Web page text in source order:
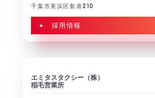
千葉市美浜区新港210
+ 採用情報
エミタスタクシー（株）
稲毛営業所